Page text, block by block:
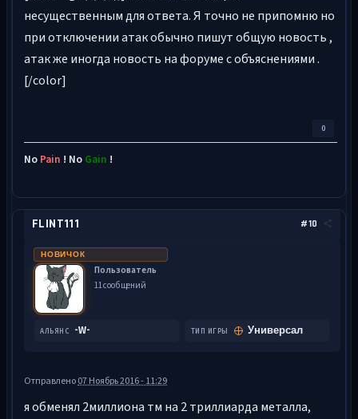
несущественным для ответа. Я точно не припомню но
при отключении атак обычно пишут общую новость ,
атак же иногда новость на форуме с объяснениями .
[/color]
0
No Pain ! No Gain !
#10
FLINT111
НОВИЧОК
Пользователь
11 сообщений
АЛЬЯНС -W- ТИП ИГРЫ Универсал
Отправлено07 Ноябрь 2016 - 11:29
я обменял 2миллиона тм на 2 триллиарда металла,